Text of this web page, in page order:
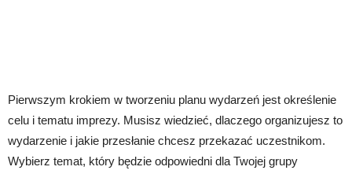
Pierwszym krokiem w tworzeniu planu wydarzeń jest określenie
celu i tematu imprezy. Musisz wiedzieć, dlaczego organizujesz to
wydarzenie i jakie przesłanie chcesz przekazać uczestnikom.
Wybierz temat, który będzie odpowiedni dla Twojej grupy